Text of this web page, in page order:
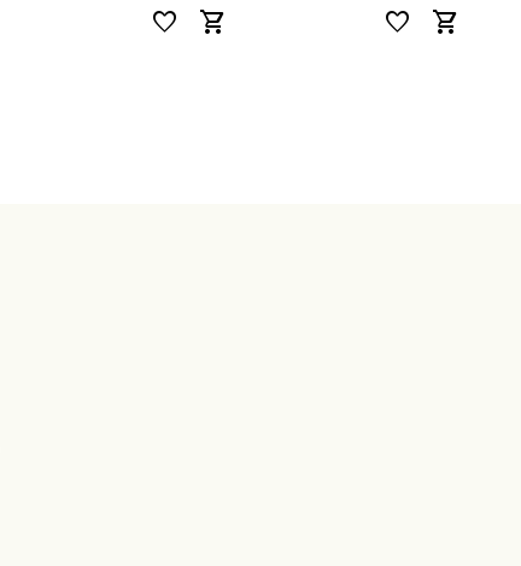
favorite shopping_cart favorite shopping_cart